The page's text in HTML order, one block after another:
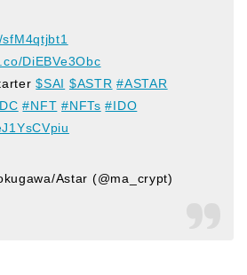
DiEBVe3Obc
$SAI $ASTR #ASTAR
#NFT #NFTs #IDO
Astar (@ma_crypt)